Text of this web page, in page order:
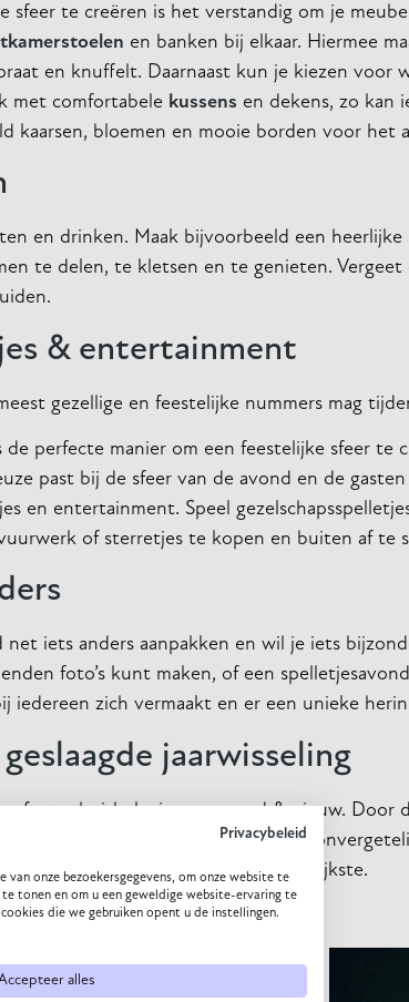
sfeer te creëren is het verstandig om je
en banken bij elkaar. Hiermee
en knuffelt. Daarnaast kun je kiezen voor
met comfortabele kussens en dekens, zo kan
kaarsen, bloemen en mooie borden voor het
en drinken. Maak bijvoorbeeld een
te delen, te kletsen en te genieten.
& entertainment
gezellige en feestelijke nummers mag
perfecte manier om een feestelijke sfeer te
past bij de sfeer van de avond en de
en entertainment. Speel
of sterretjes te kopen en buiten af te
iets anders aanpakken en wil je iets
foto’s kunt maken, of een
iedereen zich vermaakt en er een unieke
jaarwisseling
thuisbeleving voor oud & nieuw. Door
bijzondere activiteit maak je er een
dat is uiteindelijk het allerbelangrijkste.
Privacybeleid
van onze bezoekersgegevens, om onze website te
tonen en om u een geweldige website-ervaring te
die we gebruiken opent u de instellingen.
alles